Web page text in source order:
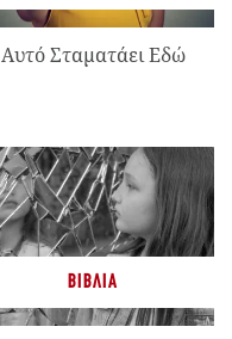
Αυτό Σταματάει Εδώ
ΒΙΒΛΊΑ